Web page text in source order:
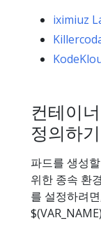
iximiuz
컨테이
정의하기
파드를 생성
위한 종속 환
를 설정하려